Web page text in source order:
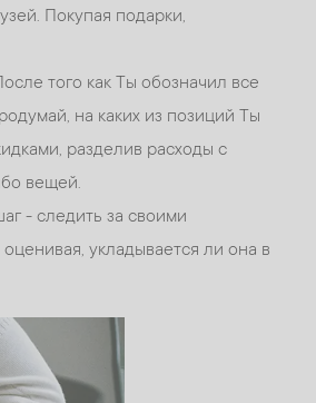
Покупая подарки,
того как Ты обозначил все
на каких из позиций Ты
разделив расходы с
вещей.
- следить за своими
укладывается ли она в